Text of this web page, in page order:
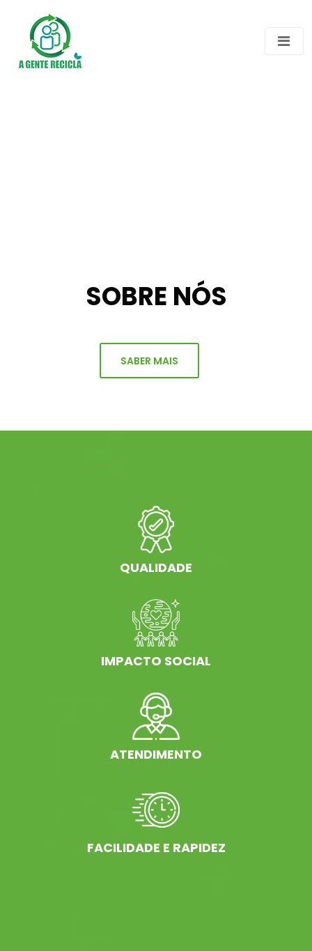
SOBRE NÓS
SABER MAIS
QUALIDADE
IMPACTO SOCIAL
ATENDIMENTO
FACILIDADE E RAPIDEZ